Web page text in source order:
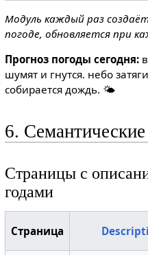
Модуль каждый раз
погоде, обновляется при
Прогноз погоды сегодня:
шумят и гнутся. небо
собирается дождь. 🌤️
6.
Страницы с
годами
Страница